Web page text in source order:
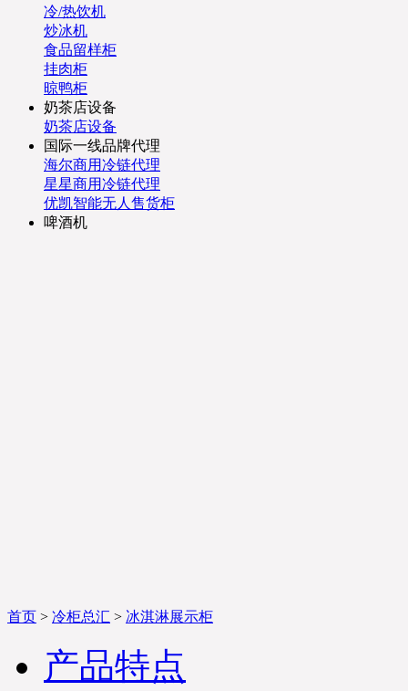
冷/热饮机
炒冰机
食品留样柜
挂肉柜
晾鸭柜
奶茶店设备
奶茶店设备
国际一线品牌代理
海尔商用冷链代理
星星商用冷链代理
优凯智能无人售货柜
啤酒机
首页 > 冷柜总汇 > 冰淇淋展示柜
产品特点